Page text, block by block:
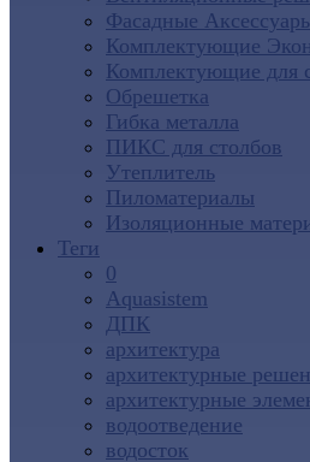
Фасадные
Комплектующие
Комплектующие для
Обрешетка
Гибка металла
ПИКС для столбов
Утеплитель
Пиломатериалы
Изоляционные
Теги
0
Aquasistem
ДПК
архитектура
архитектурные
архитектурные
водоотведение
водосток